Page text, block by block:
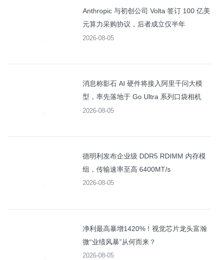
Anthropic 与初创公司 Volta 签订 100 亿美
元算力采购协议，后者成立仅半年
2026-08-05
消息称影石 AI 硬件将接入阿里千问大模
型，率先落地于 Go Ultra 系列口袋相机
2026-08-05
德明利发布企业级 DDR5 RDIMM 内存模
组，传输速率至高 6400MT/s
2026-08-05
净利最高暴增1420%！视觉芯片龙头富瀚
微“业绩风暴”从何而来？
2026-08-05